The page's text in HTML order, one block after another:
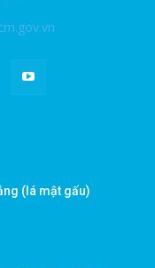
(lá mật gấu)